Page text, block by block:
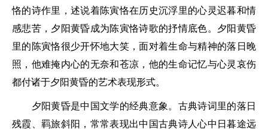
恪的诗作里，述说着陈寅恪在历史沉浮里的心灵迟暮和情
感悲苦，夕阳黄昏成为陈寅恪诗歌的抒情底色。夕阳黄昏
里的陈寅恪很少开怀地大笑，面对着生命与精神的落日晚
照，他难掩内心的无奈和苍凉，他的生命记忆与心灵哀伤
都付诸于夕阳黄昏的艺术表现形式。
夕阳黄昏是中国文学的经典意象。古典诗词里的落日
残霞、羁旅斜阳，常常表现出中国古典诗人心中日暮途远